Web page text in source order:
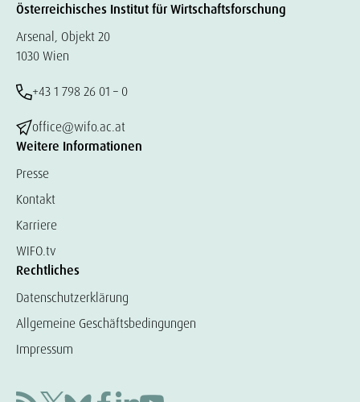
Österreichisches Institut für Wirtschaftsforschung
Arsenal, Objekt 20
1030 Wien
+43 1 798 26 01 – 0
office@wifo.ac.at
Weitere Informationen
Presse
Kontakt
Karriere
WIFO.tv
Rechtliches
Datenschutzerklärung
Allgemeine Geschäftsbedingungen
Impressum